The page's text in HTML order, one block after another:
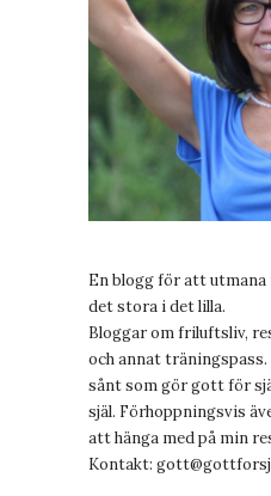
En blogg för att
det stora i det lilla.
Bloggar om friluftsliv,
och annat
sånt som gör gott för
själ. Förhoppningsvis
att hänga med på min
Kontakt: